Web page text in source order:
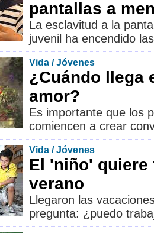
pantallas a
La esclavitud a la
juvenil ha encendido
Vida / Jóvenes
¿Cuándo llega
amor?
Es importante que los
comiencen a crear
Vida / Jóvenes
El 'niño' quiere
verano
Llegaron las
pregunta: ¿puedo